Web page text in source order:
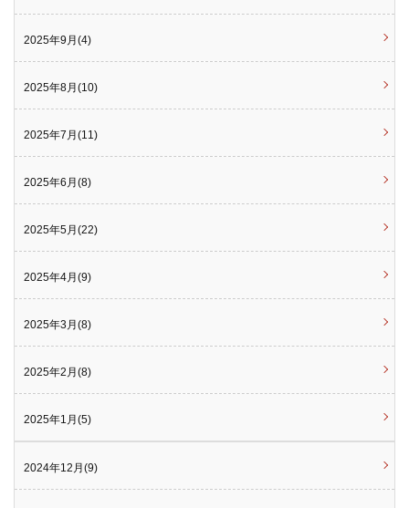
2025年9月(4)
2025年8月(10)
2025年7月(11)
2025年6月(8)
2025年5月(22)
2025年4月(9)
2025年3月(8)
2025年2月(8)
2025年1月(5)
2024年12月(9)